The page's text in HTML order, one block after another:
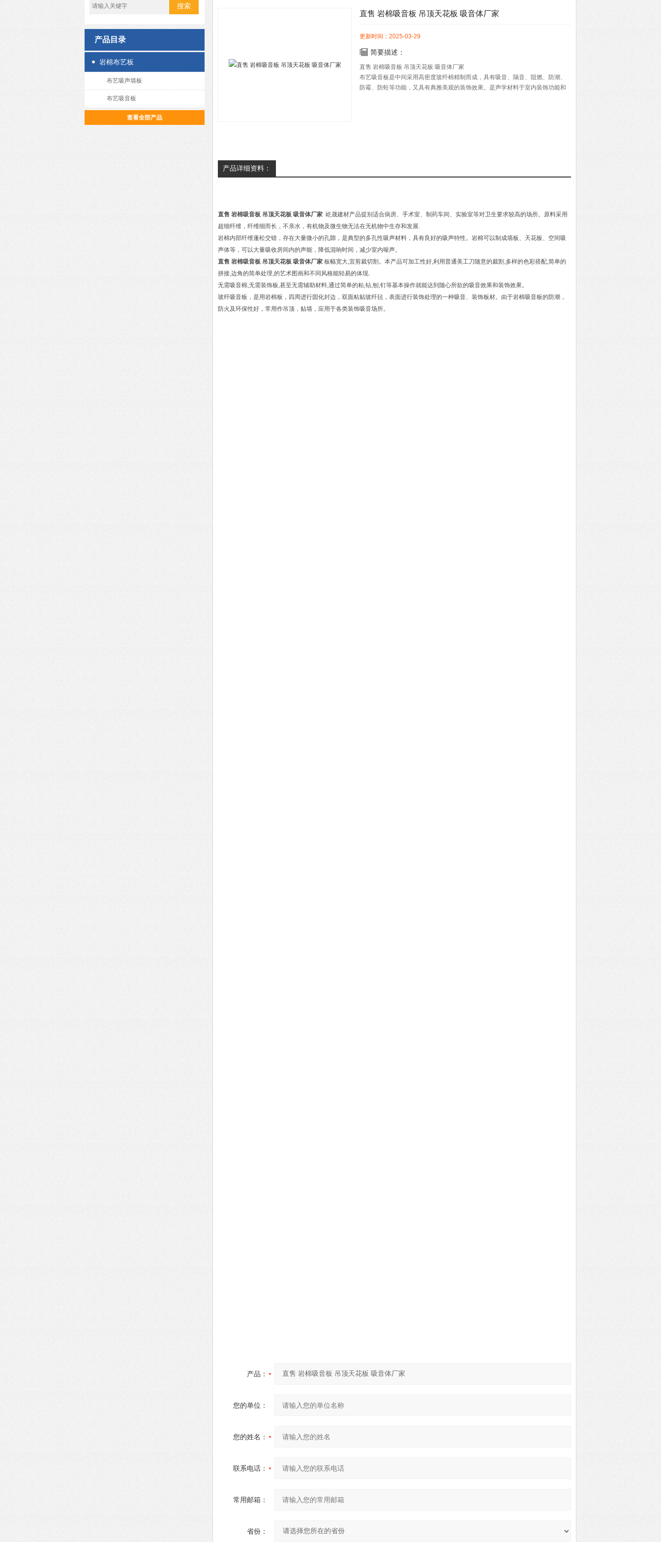
产品目录
岩棉布艺板
布艺吸声墙板
布艺吸音板
查看全部产品
直售 岩棉吸音板 吊顶天花板 吸音体厂家
更新时间：2025-03-29
简要描述：
直售 岩棉吸音板 吊顶天花板 吸音体厂家
布艺吸音板是中间采用高密度玻纤棉精制而成，具有吸音、隔音、阻燃、防潮、
防霉、防蛀等功能，又具有典雅美观的装饰效果。是声学材料于室内装饰功能和
产品详细资料：
直售 岩棉吸音板 吊顶天花板 吸音体厂家 屹晟建材产品提别适合病房、手术室、制药车间、实验室等对卫生要求较高的场所。原料采用
超细纤维，纤维细而长，不亲水，有机物及微生物无法在无机物中生存和发展.
岩棉内部纤维蓬松交错，存在大量微小的孔隙，是典型的多孔性吸声材料，具有良好的吸声特性。岩棉可以制成墙板、天花板、空间吸
声体等，可以大量吸收房间内的声能，降低混响时间，减少室内噪声。
直售 岩棉吸音板 吊顶天花板 吸音体厂家 板幅宽大,宜剪裁切割。本产品可加工性好,利用普通美工刀随意的裁割,多样的色彩搭配,简单的
拼接,边角的简单处理,的艺术图画和不同风格能轻易的体现.
无需吸音棉,无需装饰板,甚至无需辅助材料,通过简单的粘,钻,刨,钉等基本操作就能达到随心所欲的吸音效果和装饰效果。
玻纤吸音板，是用岩棉板，四周进行固化封边，双面粘贴玻纤毡，表面进行装饰处理的一种吸音、装饰板材。由于岩棉吸音板的防潮，
防火及环保性好，常用作吊顶，贴墙，应用于各类装饰吸音场所。
产品：
您的单位：
您的姓名：
联系电话：
常用邮箱：
省份：